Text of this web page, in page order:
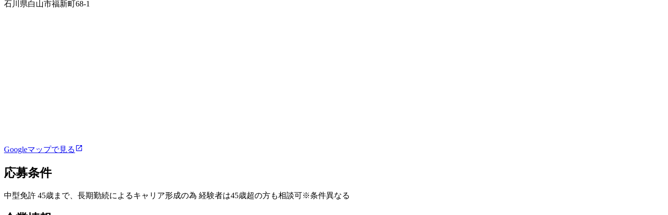
石川県白山市福新町68‐1
Googleマップで見る
応募条件
中型免許 45歳まで、長期勤続によるキャリア形成の為 経験者は45歳超の方も相談可※条件異なる